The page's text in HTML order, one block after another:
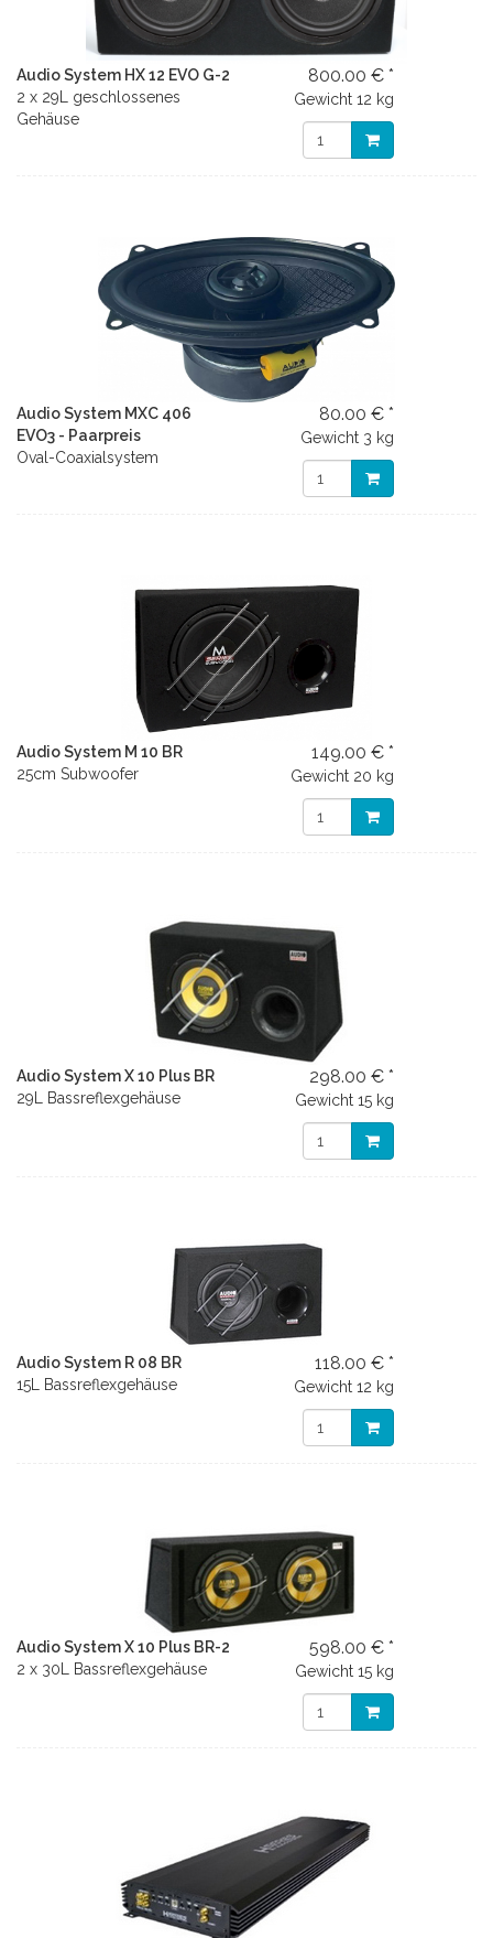
Audio System HX 12 EVO G-2
2 x 29L geschlossenes
Gehäuse
800.00 € *
Gewicht 12 kg
Audio System MXC 406
EVO3 - Paarpreis
Oval-Coaxialsystem
80.00 € *
Gewicht 3 kg
Audio System M 10 BR
25cm Subwoofer
149.00 € *
Gewicht 20 kg
Audio System X 10 Plus BR
29L Bassreflexgehäuse
298.00 € *
Gewicht 15 kg
Audio System R 08 BR
15L Bassreflexgehäuse
118.00 € *
Gewicht 12 kg
Audio System X 10 Plus BR-2
2 x 30L Bassreflexgehäuse
598.00 € *
Gewicht 15 kg